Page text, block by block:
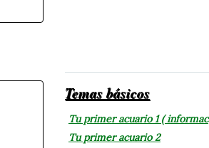
Temas básicos
Tu primer acuario 1 ( informac
Tu primer acuario 2